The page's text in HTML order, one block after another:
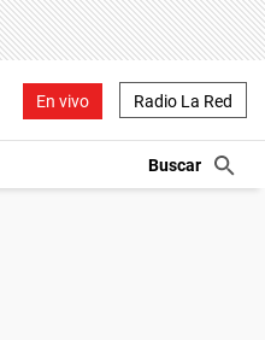
En vivo Radio La Red